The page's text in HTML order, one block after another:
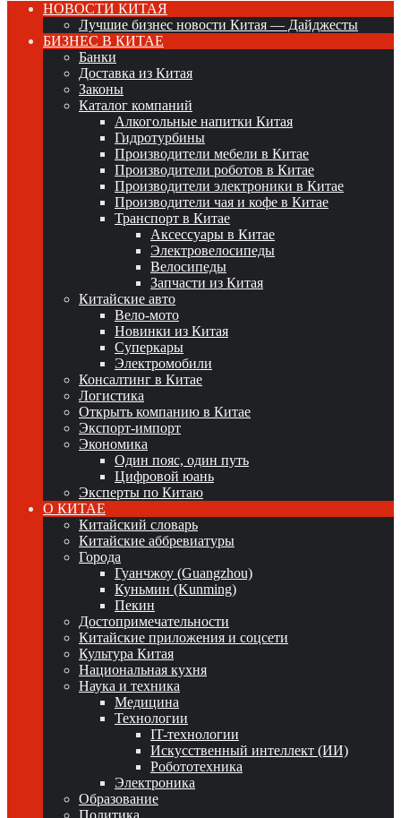
НОВОСТИ КИТАЯ
Лучшие бизнес новости Китая — Дайджесты
БИЗНЕС В КИТАЕ
Банки
Доставка из Китая
Законы
Каталог компаний
Алкогольные напитки Китая
Гидротурбины
Производители мебели в Китае
Производители роботов в Китае
Производители электроники в Китае
Производители чая и кофе в Китае
Транспорт в Китае
Аксессуары в Китае
Электровелосипеды
Велосипеды
Запчасти из Китая
Китайские авто
Вело-мото
Новинки из Китая
Суперкары
Электромобили
Консалтинг в Китае
Логистика
Открыть компанию в Китае
Экспорт-импорт
Экономика
Один пояс, один путь
Цифровой юань
Эксперты по Китаю
О КИТАЕ
Китайский словарь
Китайские аббревиатуры
Города
Гуанчжоу (Guangzhou)
Куньмин (Kunming)
Пекин
Достопримечательности
Китайские приложения и соцсети
Культура Китая
Национальная кухня
Наука и техника
Медицина
Технологии
IT-технологии
Искусственный интеллект (ИИ)
Робототехника
Электроника
Образование
Политика